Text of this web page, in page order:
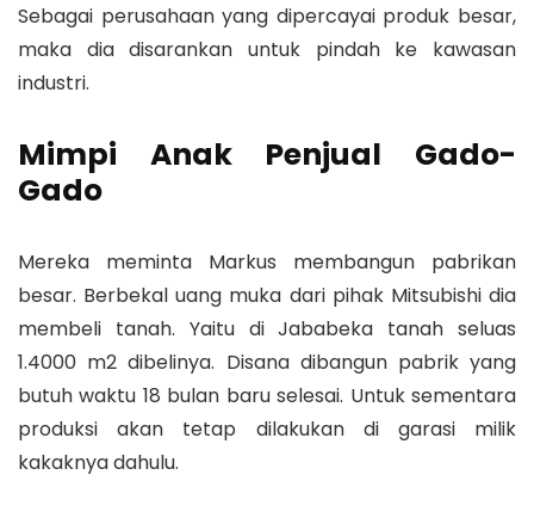
Sebagai perusahaan yang dipercayai produk besar,
maka dia disarankan untuk pindah ke kawasan
industri.
Mimpi Anak Penjual Gado-
Gado
Mereka meminta Markus membangun pabrikan
besar. Berbekal uang muka dari pihak Mitsubishi dia
membeli tanah. Yaitu di Jababeka tanah seluas
1.4000 m2 dibelinya. Disana dibangun pabrik yang
butuh waktu 18 bulan baru selesai. Untuk sementara
produksi akan tetap dilakukan di garasi milik
kakaknya dahulu.